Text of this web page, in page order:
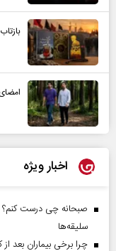
اخبار ویژه
سلیقه‌ها
چرا برخی بیماران بعد از